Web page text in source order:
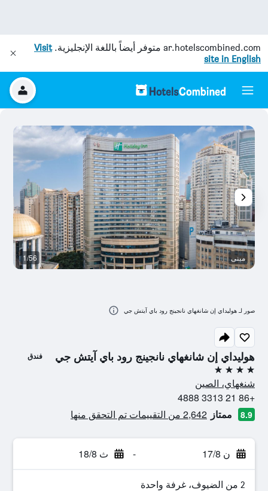
ar.hotelscombined.com متوفر أيضاً باللغة الإنجليزية.Visit
site in English
هوليداي إن شانغهاي نانجينج رود باي آيتش جي فندق
4 نجوم
شنغهاي، الصين
+86 21 3313 4888
8.9 ممتاز 2,642 من التقييمات تم التحقق منها
ن 17/8 - ث 18/8
2 من الضيوف، غرفة واحدة
مبنى 1/56
صور لـ هوليداي إن شانغهاي نانجينج رود باي آيتش جي